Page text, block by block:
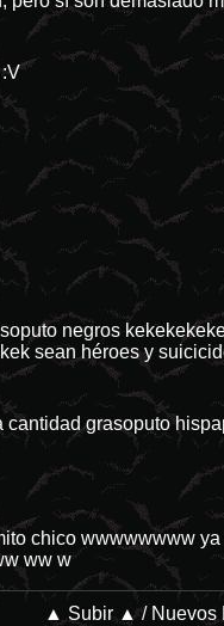
negros
sean héroes y
grasoputo
chico wwwwwwww
ww w
▲ Subir ▲/ Nuevos